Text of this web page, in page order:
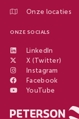
Onze locaties
ONZE SOCIALS
LinkedIn
X (Twitter)
Instagram
Facebook
YouTube